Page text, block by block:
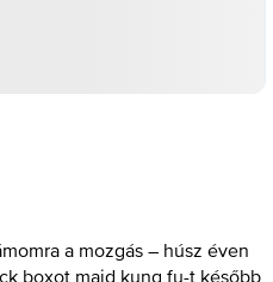
a mozgás – húsz éven
boxot majd kung fu-t később